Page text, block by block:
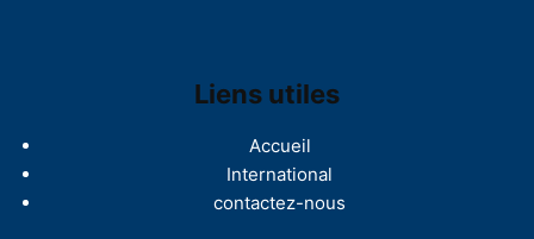
Liens utiles
Accueil
International
contactez-nous